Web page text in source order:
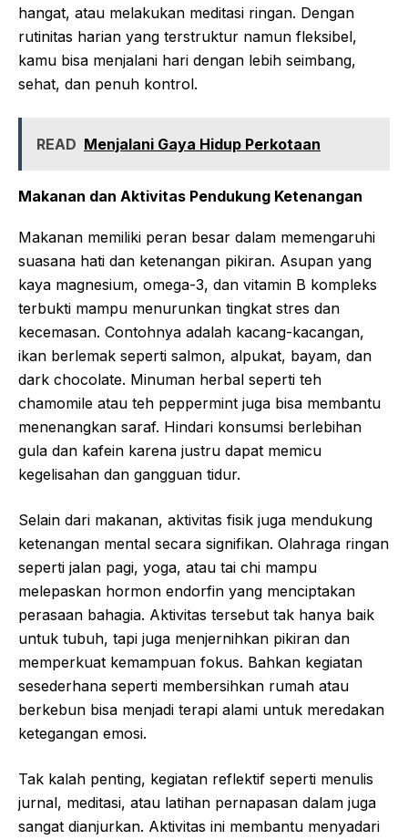
hangat, atau melakukan meditasi ringan. Dengan
rutinitas harian yang terstruktur namun fleksibel,
kamu bisa menjalani hari dengan lebih seimbang,
sehat, dan penuh kontrol.
READ Menjalani Gaya Hidup Perkotaan
Makanan dan Aktivitas Pendukung Ketenangan
Makanan memiliki peran besar dalam memengaruhi
suasana hati dan ketenangan pikiran. Asupan yang
kaya magnesium, omega-3, dan vitamin B kompleks
terbukti mampu menurunkan tingkat stres dan
kecemasan. Contohnya adalah kacang-kacangan,
ikan berlemak seperti salmon, alpukat, bayam, dan
dark chocolate. Minuman herbal seperti teh
chamomile atau teh peppermint juga bisa membantu
menenangkan saraf. Hindari konsumsi berlebihan
gula dan kafein karena justru dapat memicu
kegelisahan dan gangguan tidur.
Selain dari makanan, aktivitas fisik juga mendukung
ketenangan mental secara signifikan. Olahraga ringan
seperti jalan pagi, yoga, atau tai chi mampu
melepaskan hormon endorfin yang menciptakan
perasaan bahagia. Aktivitas tersebut tak hanya baik
untuk tubuh, tapi juga menjernihkan pikiran dan
memperkuat kemampuan fokus. Bahkan kegiatan
sesederhana seperti membersihkan rumah atau
berkebun bisa menjadi terapi alami untuk meredakan
ketegangan emosi.
Tak kalah penting, kegiatan reflektif seperti menulis
jurnal, meditasi, atau latihan pernapasan dalam juga
sangat dianjurkan. Aktivitas ini membantu menyadari